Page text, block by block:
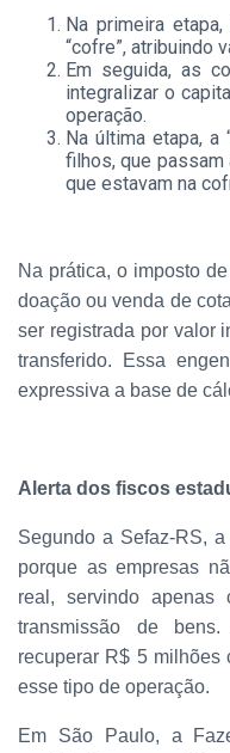
Na primeira
“cofre”, atribuindo
Em seguida, as
integralizar o
operação.
Na última etapa, a
filhos, que passam
que estavam na
Na prática, o imposto
doação ou venda de
ser registrada por valor
transferido. Essa
expressiva a base de
Alerta dos fiscos
Segundo a Sefaz-RS,
porque as empresas
real, servindo apenas
transmissão de
recuperar R$ 5 milhões
esse tipo de operação.
Em São Paulo, a